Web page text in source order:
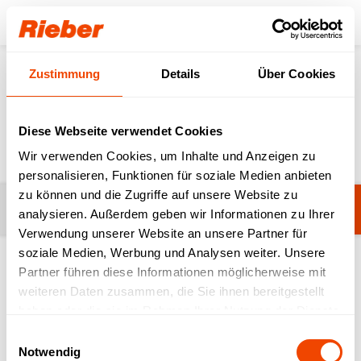
Zustimmung Details Über Cookies
Diese Webseite verwendet Cookies
Wir verwenden Cookies, um Inhalte und Anzeigen zu
personalisieren, Funktionen für soziale Medien anbieten
zu können und die Zugriffe auf unsere Website zu
analysieren. Außerdem geben wir Informationen zu Ihrer
Verwendung unserer Website an unsere Partner für
soziale Medien, Werbung und Analysen weiter. Unsere
Partner führen diese Informationen möglicherweise mit
weiteren Daten zusammen, die Sie ihnen bereitgestellt
Notwendig
Login
Gastronorm-System
GN-Behälter
Edelstahl Standard Filter
1-20 von 166 Produkten